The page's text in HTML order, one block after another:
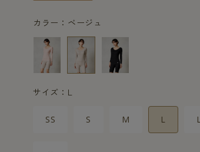
カラー：ベージュ
サイズ：L
SS S M L